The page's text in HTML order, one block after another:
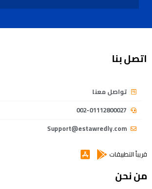
اتصل بنا
تواصل معنا
002-01112800027
Support@estawredly.com
قريباً التطبيقات
من نحن